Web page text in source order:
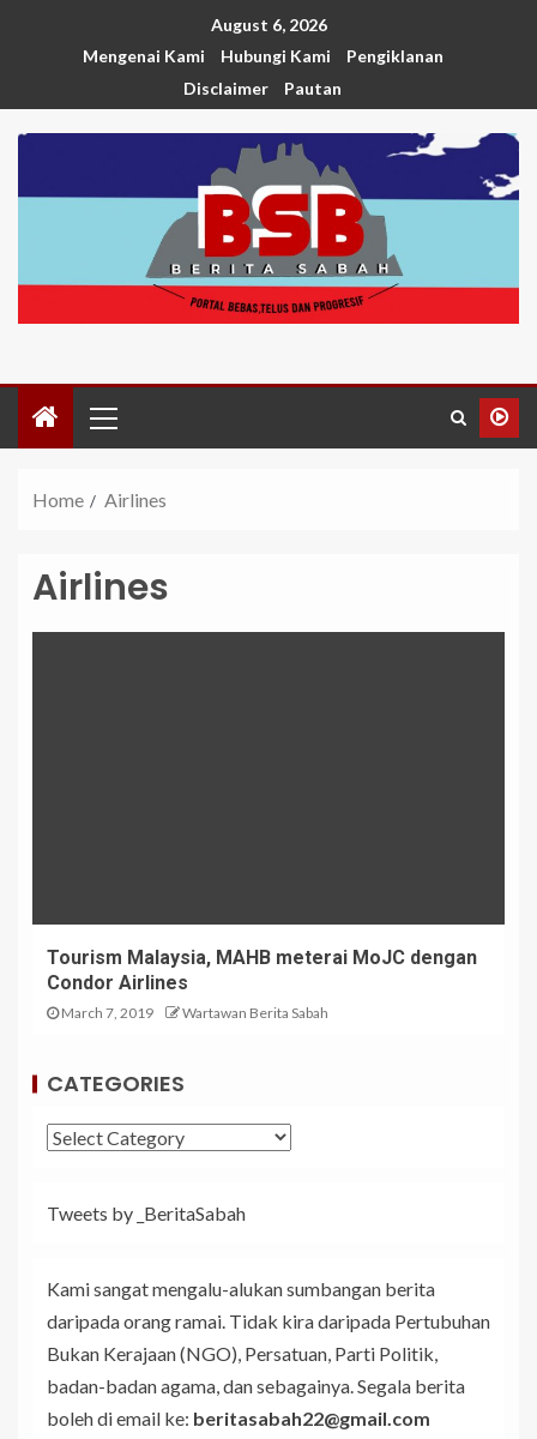
August 6, 2026
Mengenai Kami
Hubungi Kami
Pengiklanan
Disclaimer
Pautan
Home Airlines
Airlines
Tourism Malaysia, MAHB meterai MoJC dengan
Condor Airlines
March 7, 2019 Wartawan Berita Sabah
CATEGORIES
Tweets by _BeritaSabah
Kami sangat mengalu-alukan sumbangan berita
daripada orang ramai. Tidak kira daripada Pertubuhan
Bukan Kerajaan (NGO), Persatuan, Parti Politik,
badan-badan agama, dan sebagainya. Segala berita
boleh di email ke: beritasabah22@gmail.com